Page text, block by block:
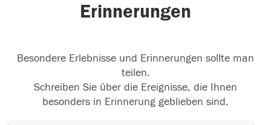
Erinnerungen
Besondere Erlebnisse und Erinnerungen sollte man
teilen.
Schreiben Sie über die Ereignisse, die Ihnen
besonders in Erinnerung geblieben sind.